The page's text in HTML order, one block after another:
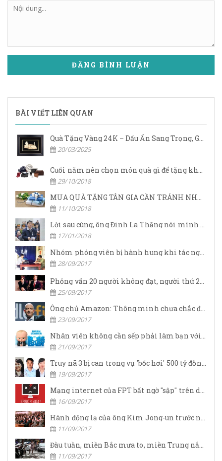
ĐĂNG BÌNH LUẬN
BÀI VIẾT LIÊN QUAN
Quà Tặng Vàng 24K – Dấu Ấn Sang Trọng, Giá Trị Vĩnh Cửu
20/03/2025
29/10/2018
11/10/2018
17/01/2018
Nhóm phóng viên bị hành hung khi tác nghiệp
28/09/2017
25/09/2017
Ông chủ Amazon: Thông minh chưa chắc đã thành công
23/09/2017
21/09/2017
19/09/2017
16/09/2017
11/09/2017
11/09/2017